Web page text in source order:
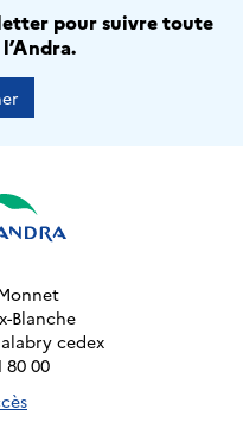
pour suivre toute
Blanche
cedex
80 00